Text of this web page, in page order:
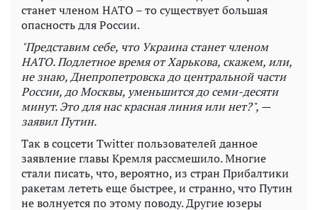
станет членом НАТО – то существует большая
опасность для России.
"Представим себе, что Украина станет членом
НАТО. Подлетное время от Харькова, скажем, или,
не знаю, Днепропетровска до центральной части
России, до Москвы, уменьшится до семи-десяти
минут. Это для нас красная линия или нет?", —
заявил Путин.
Так в соцсети Twitter пользователей данное
заявление главы Кремля рассмешило. Многие
стали писать, что, вероятно, из стран Прибалтики
ракетам лететь еще быстрее, и странно, что Путин
не волнуется по этому поводу. Другие юзеры